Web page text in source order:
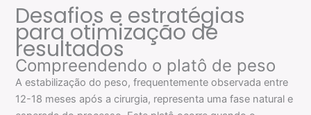
Desafios e estratégias
para otimização de
resultados
Compreendendo o platô de peso
A estabilização do peso, frequentemente observada entre
12-18 meses após a cirurgia, representa uma fase natural e